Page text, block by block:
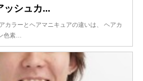
ッシュカ...
カラーとヘアマニキュアの違いは、 ヘアカ
色素…